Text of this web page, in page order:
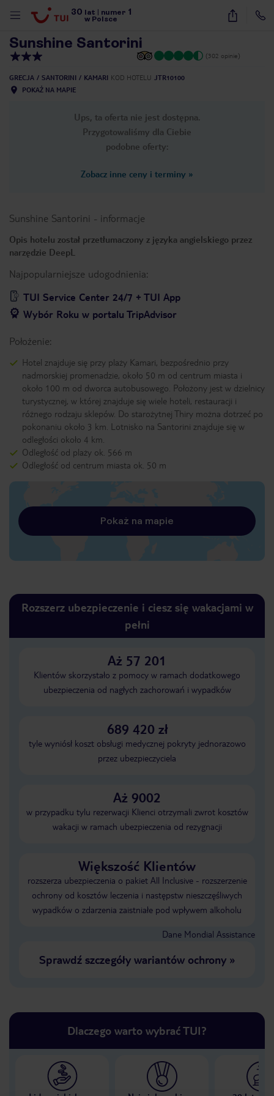
30 lat numer 1
w Polsce
56
Sunshine Santorini
(302 opinie)
GRECJA SANTORINI KAMARI KOD HOTELU
JTR10100
POKAŻ NA MAPIE
Ups, ta oferta nie jest dostępna.
Przygotowaliśmy dla Ciebie
podobne oferty:
Zobacz inne ceny i terminy »
Sunshine Santorini - informacje
Opis hotelu został przetłumaczony z języka angielskiego przez
narzędzie DeepL
Najpopularniejsze udogodnienia:
TUI Service Center 24/7 + TUI App
Wybór Roku w portalu TripAdvisor
Położenie:
Hotel znajduje się przy plaży Kamari, bezpośrednio przy
nadmorskiej promenadzie, około 50 m od centrum miasta i
około 100 m od dworca autobusowego. Położony jest w dzielnicy
turystycznej, w której znajduje się wiele hoteli, restauracji i
różnego rodzaju sklepów. Do starożytnej Thiry można dotrzeć po
pokonaniu około 3 km. Lotnisko na Santorini znajduje się w
odległości około 4 km.
Odległość od plaży ok. 566 m
Odległość od centrum miasta ok. 50 m
Pokaż na mapie
Rozszerz ubezpieczenie i ciesz się wakacjami w
pełni
Aż 57 201
Klientów skorzystało z pomocy w ramach dodatkowego
ubezpieczenia od nagłych zachorowań i wypadków
689 420 zł
tyle wyniósł koszt obsługi medycznej pokryty jednorazowo
przez ubezpieczyciela
Aż 9002
w przypadku tylu rezerwacji Klienci otrzymali zwrot kosztów
wakacji w ramach ubezpieczenia od rezygnacji
Większość Klientów
rozszerza ubezpieczenia o pakiet All Inclusive - rozszerzenie
ochrony od kosztów leczenia i następstw nieszczęśliwych
wypadków o zdarzenia zaistniałe pod wpływem alkoholu
Dane Mondial Assistance
Sprawdź szczegóły wariantów ochrony»
Dlaczego warto wybrać TUI?